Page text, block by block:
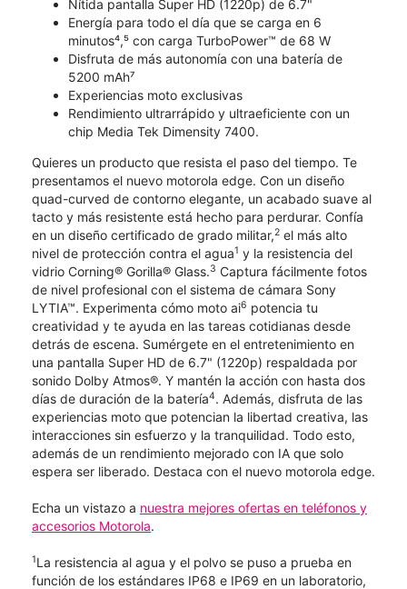
Nítida pantalla Super HD (1220p) de 6.7"
Energía para todo el día que se carga en 6
minutos⁴,⁵ con carga TurboPower™ de 68 W
Disfruta de más autonomía con una batería de
5200 mAh⁷
Experiencias moto exclusivas
Rendimiento ultrarrápido y ultraeficiente con un
chip Media Tek Dimensity 7400.
Quieres un producto que resista el paso del tiempo. Te
presentamos el nuevo motorola edge. Con un diseño
quad-curved de contorno elegante, un acabado suave al
tacto y más resistente está hecho para perdurar. Confía
en un diseño certificado de grado militar,2 el más alto
nivel de protección contra el agua1 y la resistencia del
vidrio Corning® Gorilla® Glass.3 Captura fácilmente fotos
de nivel profesional con el sistema de cámara Sony
LYTIA™. Experimenta cómo moto ai6 potencia tu
creatividad y te ayuda en las tareas cotidianas desde
detrás de escena. Sumérgete en el entretenimiento en
una pantalla Super HD de 6.7" (1220p) respaldada por
sonido Dolby Atmos®. Y mantén la acción con hasta dos
días de duración de la batería4. Además, disfruta de las
experiencias moto que potencian la libertad creativa, las
interacciones sin esfuerzo y la tranquilidad. Todo esto,
además de un rendimiento mejorado con IA que solo
espera ser liberado. Destaca con el nuevo motorola edge.
Echa un vistazo a nuestra mejores ofertas en teléfonos y
accesorios Motorola.
1La resistencia al agua y el polvo se puso a prueba en
función de los estándares IP68 e IP69 en un laboratorio,